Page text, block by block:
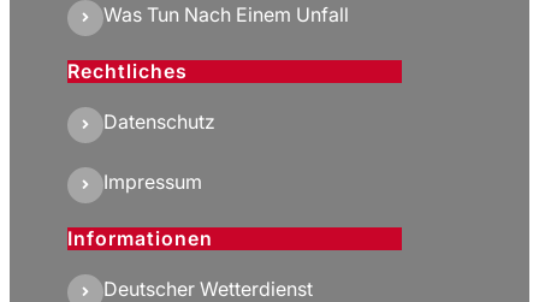
Was Tun Nach Einem Unfall
Rechtliches
Datenschutz
Impressum
Informationen
Deutscher Wetterdienst